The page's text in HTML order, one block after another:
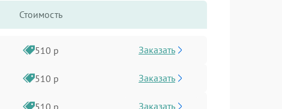
Стоимость
510 р Заказать
510 р Заказать
510 р Заказать